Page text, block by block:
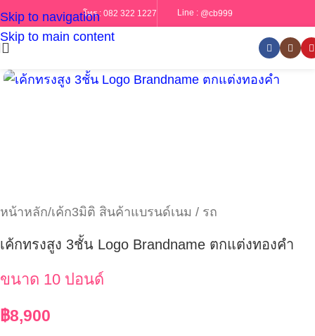
Skip to navigation
Skip to main content
โทร : 082 322 1227 Line : @cb999
หน้าหลัก/เค้ก3มิติ สินค้าแบรนด์เนม / รถ
เค้กทรงสูง 3ชั้น Logo Brandname ตกแต่งทองคำ
ขนาด 10 ปอนด์
฿8,900